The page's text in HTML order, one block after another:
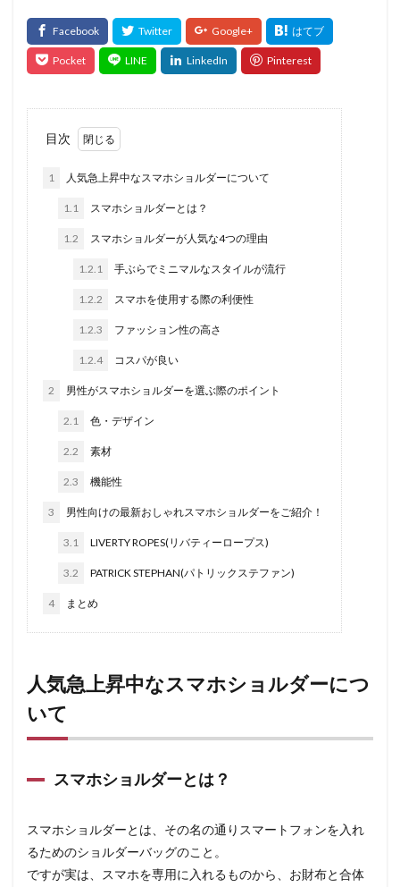
目次
1 人気急上昇中なスマホショルダーについて
1.1 スマホショルダーとは？
1.2 スマホショルダーが人気な4つの理由
1.2.1 手ぶらでミニマルなスタイルが流行
1.2.2 スマホを使用する際の利便性
1.2.3 ファッション性の高さ
1.2.4 コスパが良い
2 男性がスマホショルダーを選ぶ際のポイント
2.1 色・デザイン
2.2 素材
2.3 機能性
3 男性向けの最新おしゃれスマホショルダーをご紹介！
3.1 LIVERTY ROPES(リバティーロープス)
3.2 PATRICK STEPHAN(パトリックステファン)
4 まとめ
人気急上昇中なスマホショルダーにつ
いて
スマホショルダーとは？
スマホショルダーとは、その名の通りスマートフォンを入れ
るためのショルダーバッグのこと。
ですが実は、スマホを専用に入れるものから、お財布と合体